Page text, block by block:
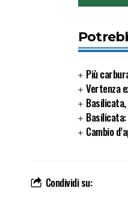
Più
Vertenza
Cambio
Condividi su: